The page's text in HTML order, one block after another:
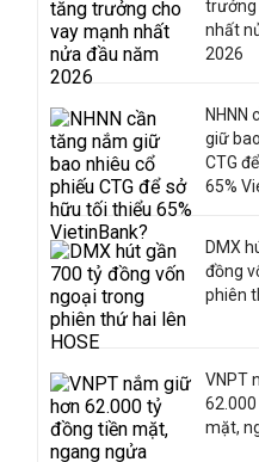
trưởng
nhất
2026
NHNN
giữ
CTG
65%
DMX
đồng
phiên
VNPT
mặt,